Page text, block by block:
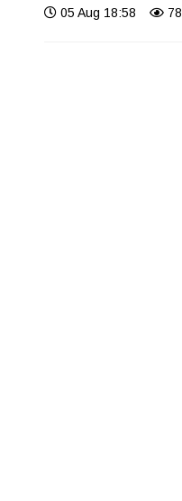
05 Aug 18:58